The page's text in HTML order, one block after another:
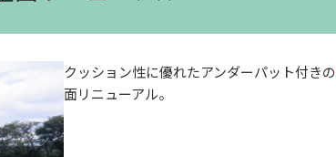
クッション性に優れたアンダーパット付きの
面リニューアル。